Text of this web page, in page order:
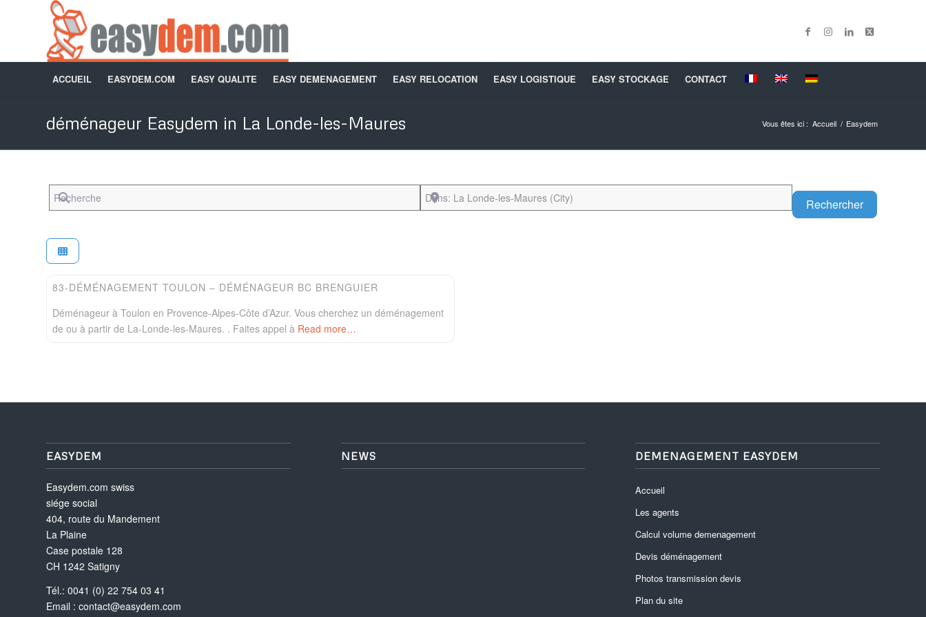
ACCUEIL EASYDEM.COM EASY QUALITE EASY DEMENAGEMENT EASY RELOCATION EASY LOGISTIQUE EASY STOCKAGE CONTACT
déménageur Easydem in La Londe-les-Maures Vous êtes ici : Accueil / Easydem
Recherche Près de
RechercherSearch
Easydem
83-DÉMÉNAGEMENT TOULON – DÉMÉNAGEUR BC BRENGUIER
Déménageur à Toulon en Provence-Alpes-Côte d’Azur. Vous cherchez un déménagement
de ou à partir de La-Londe-les-Maures. . Faites appel à Read more…
EASYDEM
Easydem.com swiss
siége social
404, route du Mandement
La Plaine
Case postale 128
CH 1242 Satigny
Tél.: 0041 (0) 22 754 03 41
Email : contact@easydem.com
NEWS DEMENAGEMENT EASYDEM
Accueil
Les agents
Calcul volume demenagement
Devis déménagement
Photos transmission devis
Plan du site